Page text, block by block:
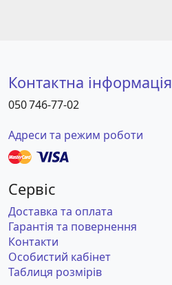
Контактна інформація
050 746-77-02
Адреси та режим роботи
Сервіс
Доставка та оплата
Гарантія та повернення
Контакти
Особистий кабінет
Таблиця розмірів